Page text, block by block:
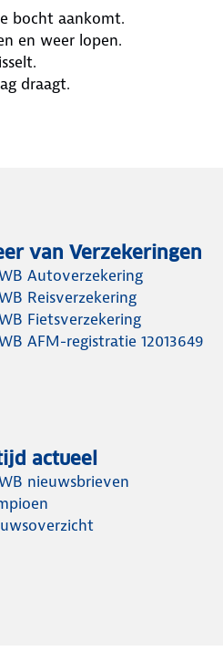
bocht aankomt.
en weer lopen.
draagt.
van Verzekeringen
Autoverzekering
Reisverzekering
Fietsverzekering
AFM-registratie 12013649
actueel
nieuwsbrieven